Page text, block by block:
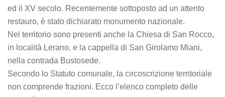
ed il XV secolo. Recentemente sottoposto ad un attento
restauro, è stato dichiarato monumento nazionale.
Nel territorio sono presenti anche la Chiesa di San Rocco,
in località Lerano, e la cappella di San Girolamo Miani,
nella contrada Bustosede.
Secondo lo Statuto comunale, la circoscrizione territoriale
non comprende frazioni. Ecco l’elenco completo delle